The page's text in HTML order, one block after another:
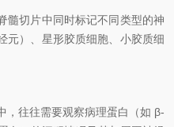
髓切片中同时标记不同类型的神
元）、星形胶质细胞、小胶质细
，往往需要观察病理蛋白（如 β-